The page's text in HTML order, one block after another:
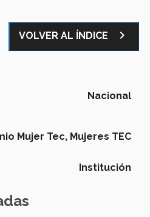
VOLVER AL ÍNDICE navigate_next
Nacional
Mujer Tec, Mujeres TEC
Institución